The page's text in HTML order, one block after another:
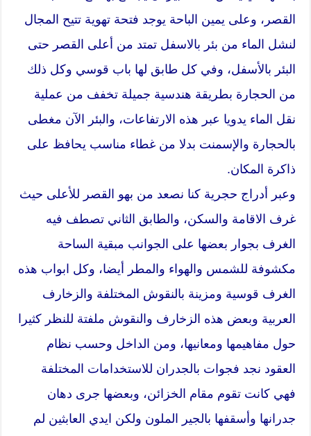
القصر، وعلى يمين الباحة يوجد فتحة تهوية تتيح المجال
لنشل الماء من بئر بالاسفل تمتد من أعلى القصر حتى
البئر بالأسفل، وفي كل طابق لها باب قوسي وكل ذلك
من الحجارة بطريقة هندسية جميلة تخفف من عملية
نقل الماء يدويا عبر هذه الارتفاعات، والبئر الآن مغطى
بالحجارة والإسمنت بدلا من غطاء مناسب يحافظ على
ذاكرة المكان.
وعبر أدراج حجرية كنا نصعد من بهو القصر للأعلى حيث
غرف الاقامة والسكن، والطابق الثاني تصطف فيه
الغرف بجوار بعضها على الجوانب مبقية الساحة
مكشوفة للشمس والهواء والمطر أيضا، وكل ابواب هذه
الغرف قوسية ومزينة بالنقوش المختلفة والزخارف
العربية وبعض هذه الزخارف والنقوش ملفتة للنظر كثيرا
حول مفاهيمها ومعانيها، ومن الداخل وحسب نظام
العقود نجد فجوات بالجدران للاستخدامات المختلفة
فهي كانت تقوم مقام الخزائن، وبعضها جرى دهان
جدرانها وأسقفها بالجير الملون ولكن ايدي العابثين لم